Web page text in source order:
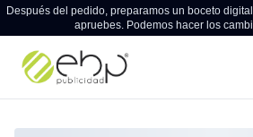
Después del pedido, preparamos un boceto
apruebes. Podemos hacer los